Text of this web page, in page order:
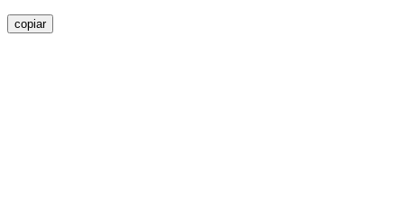
copiar